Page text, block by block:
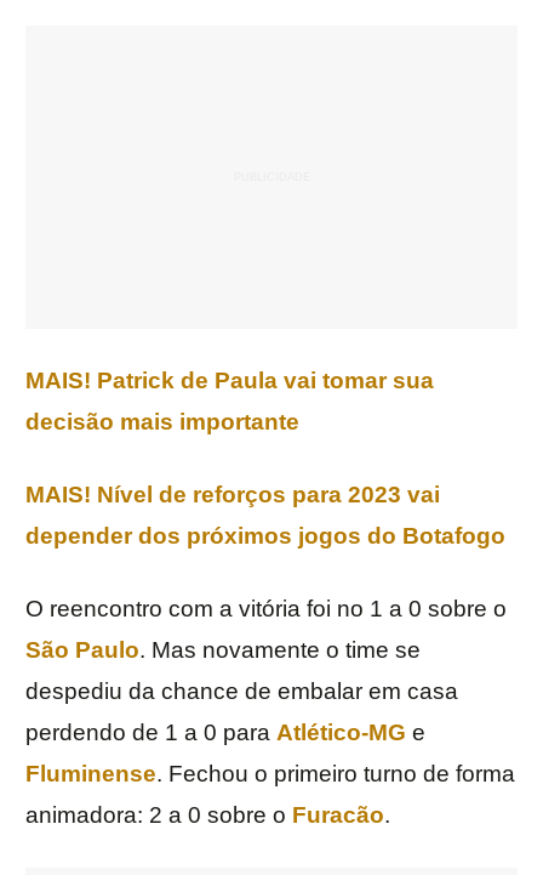
MAIS! Patrick de Paula vai tomar sua
decisão mais importante
MAIS! Nível de reforços para 2023 vai
depender dos próximos jogos do Botafogo
O reencontro com a vitória foi no 1 a 0 sobre o
São Paulo. Mas novamente o time se
despediu da chance de embalar em casa
perdendo de 1 a 0 para Atlético-MG e
Fluminense. Fechou o primeiro turno de forma
animadora: 2 a 0 sobre o Furacão.